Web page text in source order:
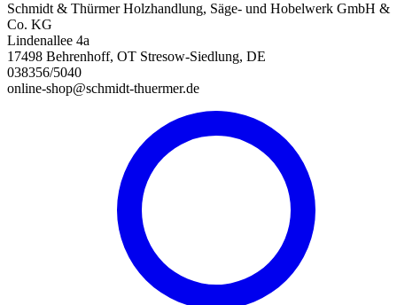
Schmidt & Thürmer Holzhandlung, Säge- und Hobelwerk GmbH &
Co. KG
Lindenallee 4a
17498 Behrenhoff, OT Stresow-Siedlung, DE
038356/5040
online-shop@schmidt-thuermer.de